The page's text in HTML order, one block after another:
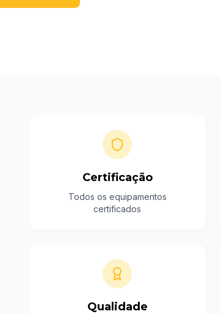
Certificação
Todos os equipamentos
certificados
Qualidade